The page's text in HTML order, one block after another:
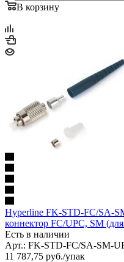
В корзину
Hyperline FK-STD-FC/SA-
коннектор FC/UPC, SM
Есть в наличии
Арт.: FK-STD-FC/SA-SM-
11 787,75 руб./упак